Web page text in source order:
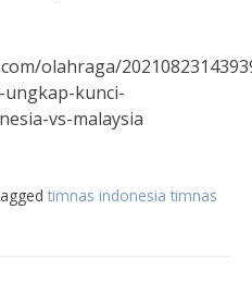
olahraga/
ungkap-kunci-
vs-malaysia
timnas indonesia timnas